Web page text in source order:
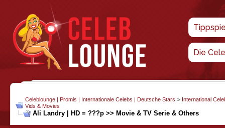
Die
Celeblounge | Promis | Internationale Celebs | Deutsche Stars > International
Vids & Movies
Ali Landry | HD = ???p >> Movie & TV Serie & Others